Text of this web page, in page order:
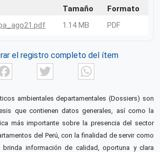
Tamaño
Formato
1.14 MB PDF
el registro completo del ítem
FacebookTwitter
ambientales departamentales (Dossiers) son
que contienen datos generales, así como la
más importante sobre la presencia del sector
del Perú, con la finalidad de servir como
brinda información de calidad, oportuna y clara